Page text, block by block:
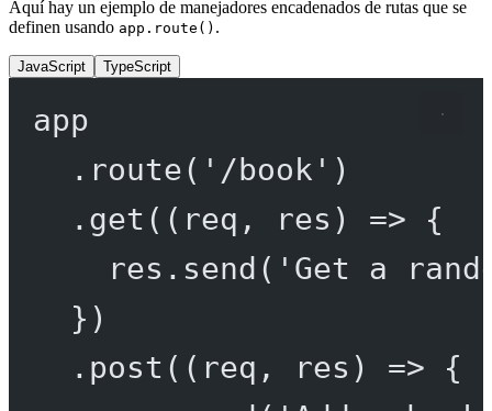
Aquí hay un ejemplo de manejadores encadenados de rutas que se
definen usando app.route() .
JavaScript TypeScript
app
. route( '/book' )
. get (( req , res ) => {
res. send ( 'Get a
})
. post (( req , res ) => {